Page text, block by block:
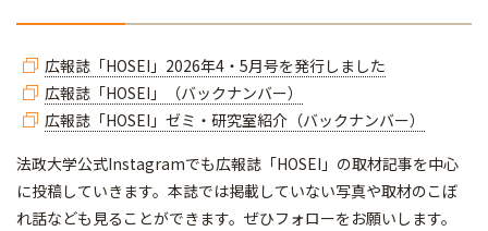
広報誌「HOSEI」2026年4・5月号を発行しました
広報誌「HOSEI」（バックナンバー）
広報誌「HOSEI」ゼミ・研究室紹介（バックナンバー）
法政大学公式Instagramでも広報誌「HOSEI」の取材記事を中心
に投稿していきます。本誌では掲載していない写真や取材のこぼ
れ話なども見ることができます。ぜひフォローをお願いします。